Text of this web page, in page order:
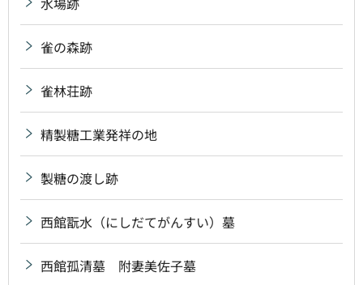
雀の森跡
雀林荘跡
精製糖工業発祥の地
製糖の渡し跡
西館翫水（にしだてがんすい）墓
西館孤清墓 附妻美佐子墓